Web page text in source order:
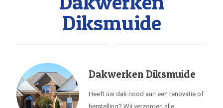
Diksmuide
Dakwerken Diksmuide
Heeft uw dak nood aan een renovatie of
herstelling? Wij verzorgen alle